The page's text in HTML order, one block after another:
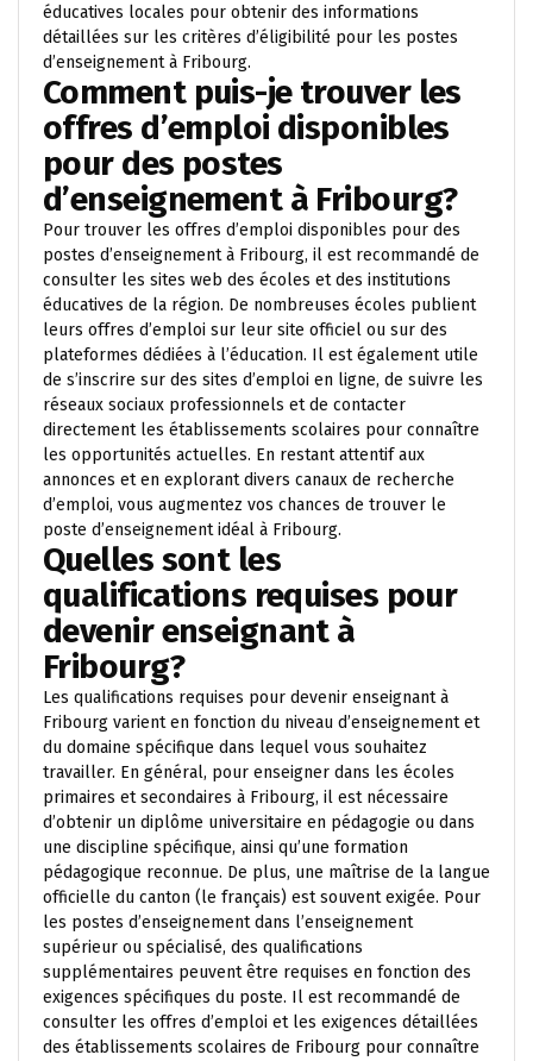
éducatives locales pour obtenir des informations
détaillées sur les critères d’éligibilité pour les postes
d’enseignement à Fribourg.
Comment puis-je trouver les
offres d’emploi disponibles
pour des postes
d’enseignement à Fribourg?
Pour trouver les offres d’emploi disponibles pour des
postes d’enseignement à Fribourg, il est recommandé de
consulter les sites web des écoles et des institutions
éducatives de la région. De nombreuses écoles publient
leurs offres d’emploi sur leur site officiel ou sur des
plateformes dédiées à l’éducation. Il est également utile
de s’inscrire sur des sites d’emploi en ligne, de suivre les
réseaux sociaux professionnels et de contacter
directement les établissements scolaires pour connaître
les opportunités actuelles. En restant attentif aux
annonces et en explorant divers canaux de recherche
d’emploi, vous augmentez vos chances de trouver le
poste d’enseignement idéal à Fribourg.
Quelles sont les
qualifications requises pour
devenir enseignant à
Fribourg?
Les qualifications requises pour devenir enseignant à
Fribourg varient en fonction du niveau d’enseignement et
du domaine spécifique dans lequel vous souhaitez
travailler. En général, pour enseigner dans les écoles
primaires et secondaires à Fribourg, il est nécessaire
d’obtenir un diplôme universitaire en pédagogie ou dans
une discipline spécifique, ainsi qu’une formation
pédagogique reconnue. De plus, une maîtrise de la langue
officielle du canton (le français) est souvent exigée. Pour
les postes d’enseignement dans l’enseignement
supérieur ou spécialisé, des qualifications
supplémentaires peuvent être requises en fonction des
exigences spécifiques du poste. Il est recommandé de
consulter les offres d’emploi et les exigences détaillées
des établissements scolaires de Fribourg pour connaître